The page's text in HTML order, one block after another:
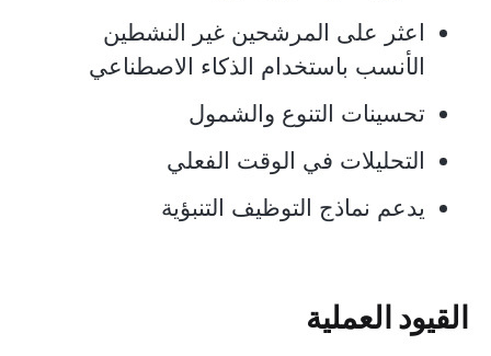
اعثر على المرشحين غير النشطين
الأنسب باستخدام الذكاء الاصطناعي
تحسينات التنوع والشمول
التحليلات في الوقت الفعلي
يدعم نماذج التوظيف التنبؤية
القيود العملية